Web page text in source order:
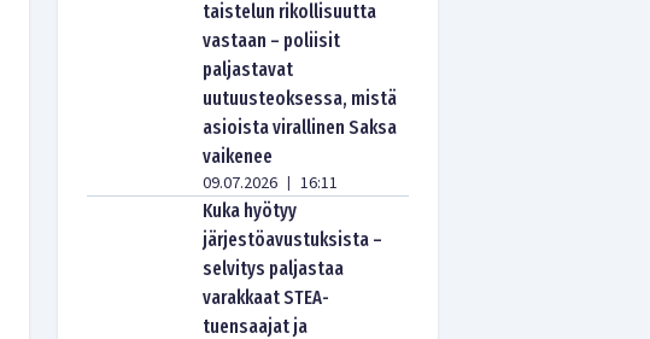
taistelun rikollisuutta
vastaan – poliisit
paljastavat
uutuusteoksessa, mistä
asioista virallinen Saksa
vaikenee
09.07.2026 | 16:11
Kuka hyötyy
järjestöavustuksista –
selvitys paljastaa
varakkaat STEA-
tuensaajat ja